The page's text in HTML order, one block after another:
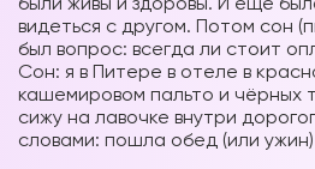
видеться с другом. Потом сон
был вопрос: всегда ли стоит
Сон: я в Питере в отеле в
кашемировом пальто и чёрных
сижу на лавочке внутри
словами: пошла обед (или ужин)